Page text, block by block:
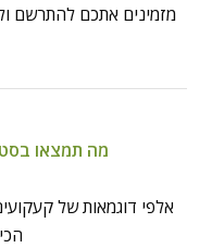
מזמינים אתכם להתרשם
מה תמצאו
אלפי דוגמאות של